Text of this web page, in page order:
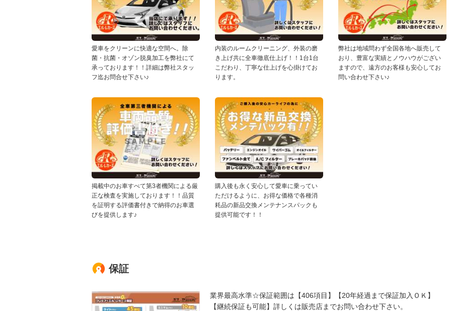
愛車をクリーンに快適な空間へ。除
菌・抗菌・オゾン脱臭加工を弊社にて
承っております！！詳細は弊社スタッ
フ迄お問合せ下さい♪
内装のルームクリーニング、外装の磨
き上げ共に全車徹底仕上げ！！1台1台
こだわり、丁寧な仕上げを心掛けてお
ります。
弊社は地域問わず全国各地へ販売して
おり、豊富な実績とノウハウがござい
ますので、遠方のお客様も安心してお
問い合わせ下さい♪
掲載中のお車すべて第3者機関による厳
正な検査を実施しております！！品質
を証明する評価書付きで納得のお車選
びを提供します♪
購入後も永く安心して愛車に乗ってい
ただけるように、お得な価格で各種消
耗品の新品交換メンテナンスパックも
提供可能です！！
保証
業界最高水準☆保証範囲は【406項目】【20年経過まで保証加入ＯＫ】
【継続保証も可能】詳しくは販売店までお問い合わせ下さい。